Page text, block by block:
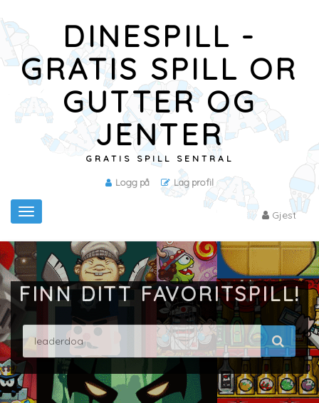
DINESPILL -
GRATIS SPILL OR
GUTTER OG
JENTER
GRATIS SPILL SENTRAL
Logg på Lag profil
Toggle
navigation
Gjest
FINN DITT FAVORITSPILL!